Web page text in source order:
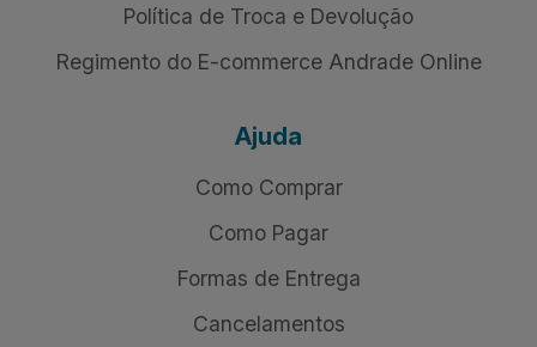
Política de Troca e Devolução
Regimento do E-commerce Andrade Online
Ajuda
Como Comprar
Como Pagar
Formas de Entrega
Cancelamentos